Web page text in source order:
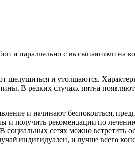
и параллельно с высыпаниями на
шелушиться и утолщаются.
В редких случаях пятна
и начинают беспокоиться,
и получить рекомендации по
сетях можно встретить
индивидуален, и лучше всего